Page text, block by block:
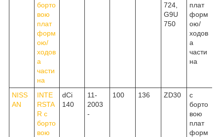
борто
вою
плат
форм
ою/
ходов
а
части
на
724,
G9U
750
плат
форм
ою/
ходов
а
части
на
NISS
AN
INTE
RSTA
R c
борто
вою
dCi
140
11-
2003
-
100 136 ZD30
c
борто
вою
плат
форм